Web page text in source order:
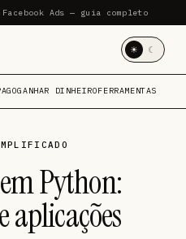
Facebook Ads — guia completo
☀ ☾
GANHAR DINHEIROFERRAMENTAS
Python:
aplicações